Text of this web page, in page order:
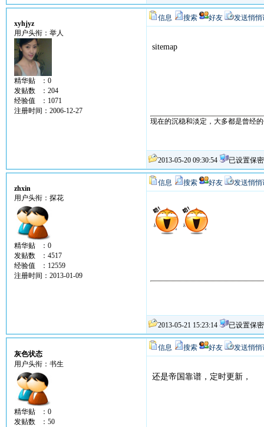
xyhjyz
用户头衔：举人
精华贴 ：0
发贴数 ：204
经验值 ：1071
注册时间：2006-12-27
信息 搜索 好友 发送悄悄
sitemap
现在的沉稳和淡定，大多都是曾经
2013-05-20 09:30:54 已设置保密
zhxin
用户头衔：探花
精华贴 ：0
发贴数 ：4517
经验值 ：12559
注册时间：2013-01-09
信息 搜索 好友 发送悄悄
2013-05-21 15:23:14 已设置保密
灰色状态
用户头衔：书生
精华贴 ：0
发贴数 ：50
信息 搜索 好友 发送悄悄
还是帝国靠谱，定时更新，